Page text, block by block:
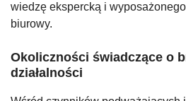
wiedzę ekspercką i
biurowy.
Okoliczności świadczące o
działalności